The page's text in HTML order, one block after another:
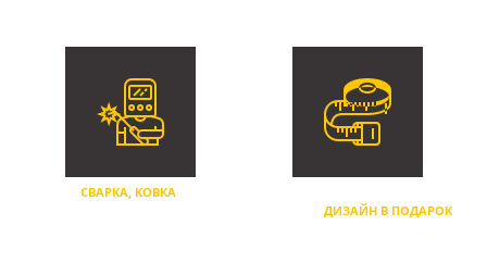
СВАРКА, КОВКА
ДИЗАЙН В ПОДАРОК